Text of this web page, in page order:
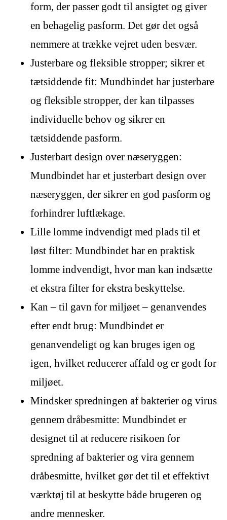
form, der passer godt til ansigtet og giver
en behagelig pasform. Det gør det også
nemmere at trække vejret uden besvær.
Justerbare og fleksible stropper; sikrer et
tætsiddende fit: Mundbindet har justerbare
og fleksible stropper, der kan tilpasses
individuelle behov og sikrer en
tætsiddende pasform.
Justerbart design over næseryggen:
Mundbindet har et justerbart design over
næseryggen, der sikrer en god pasform og
forhindrer luftlækage.
Lille lomme indvendigt med plads til et
løst filter: Mundbindet har en praktisk
lomme indvendigt, hvor man kan indsætte
et ekstra filter for ekstra beskyttelse.
Kan – til gavn for miljøet – genanvendes
efter endt brug: Mundbindet er
genanvendeligt og kan bruges igen og
igen, hvilket reducerer affald og er godt for
miljøet.
Mindsker spredningen af bakterier og virus
gennem dråbesmitte: Mundbindet er
designet til at reducere risikoen for
spredning af bakterier og vira gennem
dråbesmitte, hvilket gør det til et effektivt
værktøj til at beskytte både brugeren og
andre mennesker.